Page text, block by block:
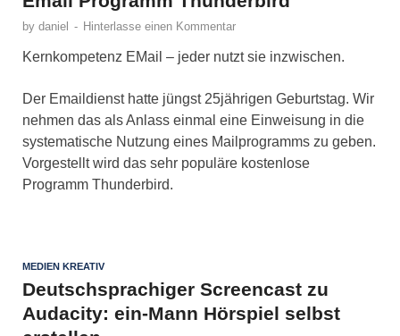
by daniel - Hinterlasse einen Kommentar
Kernkompetenz EMail – jeder nutzt sie inzwischen.
Der Emaildienst hatte jüngst 25jährigen Geburtstag. Wir
nehmen das als Anlass einmal eine Einweisung in die
systematische Nutzung eines Mailprogramms zu geben.
Vorgestellt wird das sehr populäre kostenlose
Programm Thunderbird.
MEDIEN KREATIV
Deutschsprachiger Screencast zu
Audacity: ein-Mann Hörspiel selbst